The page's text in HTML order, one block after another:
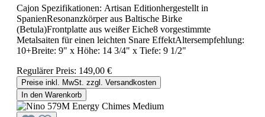
Cajon Spezifikationen: Artisan Editionhergestellt in
SpanienResonanzkörper aus Baltische Birke
(Betula)Frontplatte aus weißer Eiche8 vorgestimmte
Metalsaiten für einen leichten Snare EffektAltersempfehlung:
10+Breite: 9" x Höhe: 14 3/4" x Tiefe: 9 1/2"
Regulärer Preis: 149,00 €
Preise inkl. MwSt. zzgl. Versandkosten
In den Warenkorb